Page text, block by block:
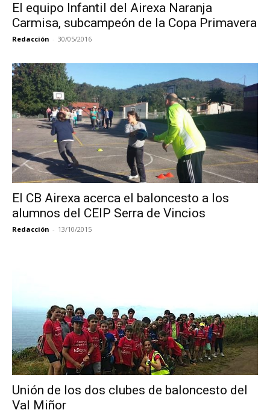
El equipo Infantil del Airexa Naranja
Carmisa, subcampeón de la Copa Primavera
Redacción - 30/05/2016
El CB Airexa acerca el baloncesto a los
alumnos del CEIP Serra de Vincios
Redacción - 13/10/2015
Unión de los dos clubes de baloncesto del
Val Miñor